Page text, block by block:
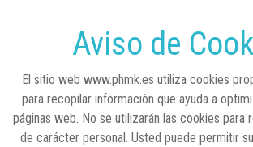
Real Academia Nacional
laboratorio de ideas que
Aviso de
El sitio web www.phmk.es utiliza cookies
para recopilar información que ayuda a
páginas web. No se utilizarán las cookies para
de carácter personal. Usted puede permitir